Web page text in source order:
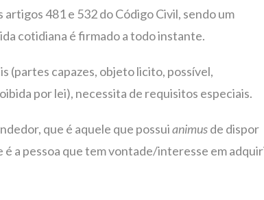
481 e 532 do Código Civil, sendo um
cotidiana é firmado a todo instante.
(partes capazes, objeto licito, possível,
por lei), necessita de requisitos especiais.
que é aquele que possuianimusde dispor
é a pessoa que tem vontade/interesse em